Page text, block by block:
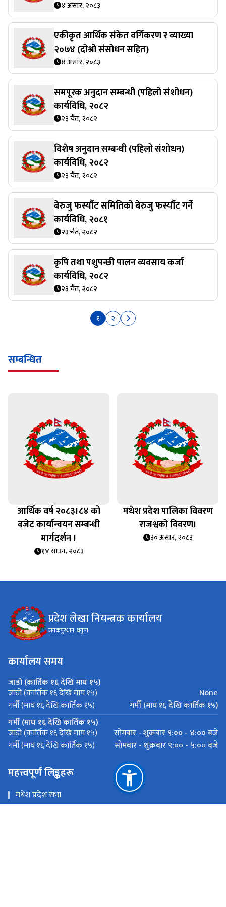
४ असार, २०८३
एकीकृत आर्थिक संकेत वर्गिकरण र व्याख्या
२०७४ (दोश्रो संसोधन सहित)
४ असार, २०८३
समपूरक अनुदान सम्बन्धी (पहिलो संशोधन)
कार्यविधि, २०८२
२३ चैत, २०८२
विशेष अनुदान सम्बन्धी (पहिलो संशोधन)
कार्यविधि, २०८२
२३ चैत, २०८२
बेरुजु फर्स्यौट समितिको बेरुजु फर्स्यौट गर्ने
कार्यविधि, २०८१
२३ चैत, २०८२
कृपि तथा पशुपन्छी पालन व्यवसाय कर्जा
कार्यविधि, २०८२
२३ चैत, २०८२
१ २
सम्बन्धित
आर्थिक वर्ष २०८३।८४ को
बजेट कार्यान्वयन सम्बन्धी
मार्गदर्शन ।
१४ साउन, २०८३
मधेश प्रदेश पालिका विवरण
राजश्वको विवरण।
३० असार, २०८३
प्रदेश लेखा नियन्त्रक कार्यालय
जनकपुरधाम, धनुषा
कार्यालय समय
जाडो (कार्तिक १६ देखि माघ १५)
जाडो (कार्तिक १६ देखि माघ १५)
None
गर्मी (माघ १६ देखि कार्तिक १५)
गर्मी (माघ १६ देखि कार्तिक १५)
गर्मी (माघ १६ देखि कार्तिक १५)
जाडो (कार्तिक १६ देखि माघ १५)
सोमबार - शुक्रबार ९:०० - ४:०० बजे
गर्मी (माघ १६ देखि कार्तिक १५)
सोमबार - शुक्रबार ९:०० - ५:०० बजे
महत्त्वपूर्ण लिङ्कहरू
मधेश प्रदेश सभा